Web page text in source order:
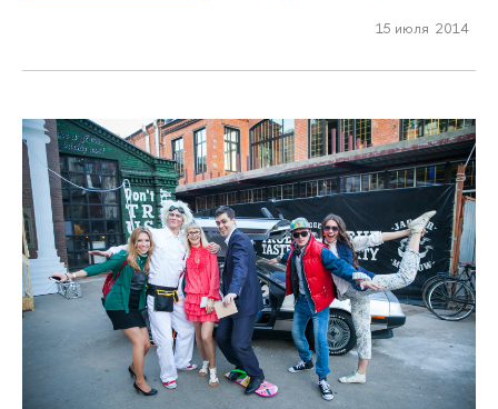
15 июля 2014